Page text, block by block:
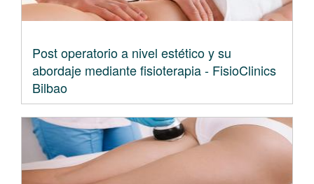
Post operatorio a nivel estético y su
abordaje mediante fisioterapia - FisioClinics
Bilbao